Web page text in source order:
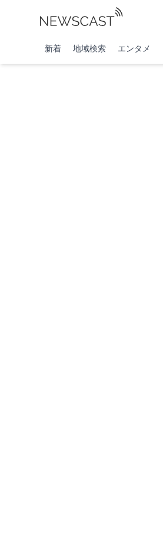
新着 地域検索 エンタメ